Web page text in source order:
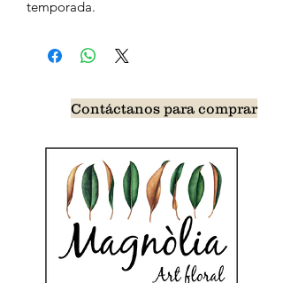
temporada.
Contáctanos para comprar